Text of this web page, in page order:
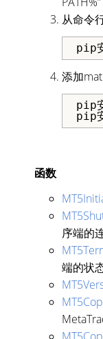
从命令
pip
添加
pip
pip
函数
序端的
端的状